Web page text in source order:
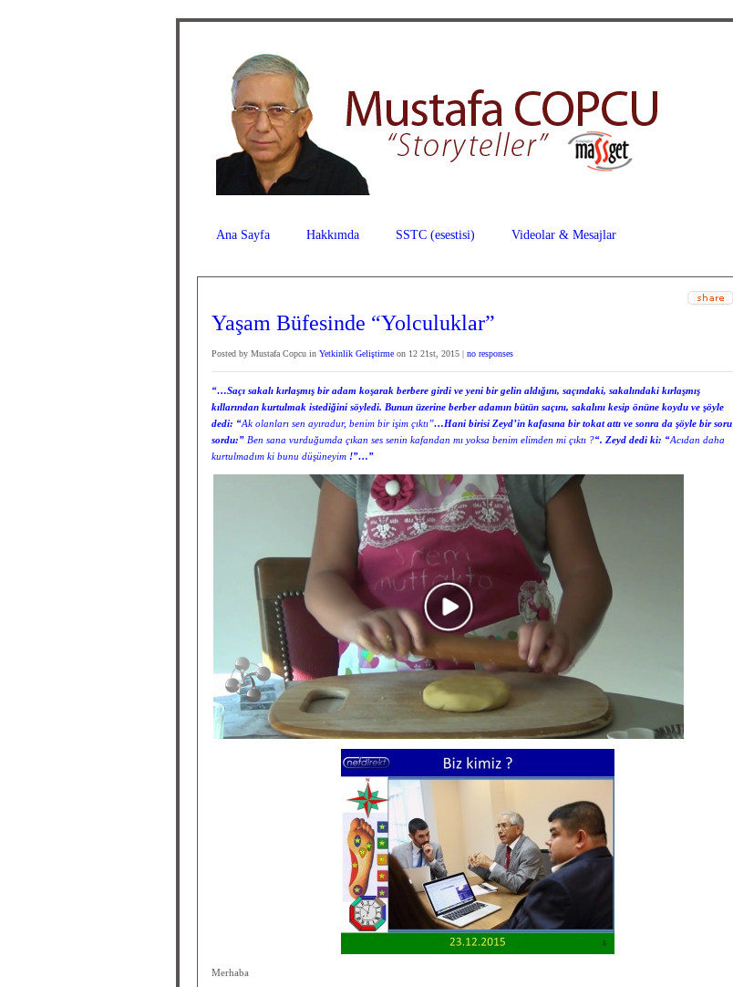
Ana Sayfa Hakkımda SSTC (esestisi) Videolar & Mesajlar
Yaşam Büfesinde “Yolculuklar”
Posted by Mustafa Copcu in Yetkinlik Geliştirme on 12 21st, 2015 | no responses
“…Saçı sakalı kırlaşmış bir adam koşarak berbere girdi ve yeni bir gelin aldığını, saçındaki, sakalındaki kırlaşmış
kıllarından kurtulmak istediğini söyledi. Bunun üzerine berber adamın bütün saçını, sakalını kesip önüne koydu ve şöyle
dedi: “Ak olanları sen ayıradur, benim bir işim çıktı”…Hani birisi Zeyd’in kafasına bir tokat attı ve sonra da şöyle bir soru
sordu:” Ben sana vurduğumda çıkan ses senin kafandan mı yoksa benim elimden mi çıktı ?“. Zeyd dedi ki: “Acıdan daha
kurtulmadım ki bunu düşüneyim !”…”
Merhaba